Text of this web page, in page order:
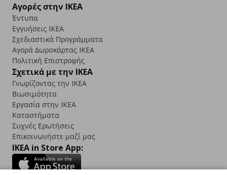
Αγορές στην IKEA
Έντυπα
Εγγυήσεις IKEA
Σχεδιαστικά Προγράμματα
Αγορά Δωρoκάρτας IKEA
Πολιτική Επιστροφής
Σχετικά με την IKEA
Γνωρίζοντας την IKEA
Βιωσιμότητα
Εργασία στην IKEA
Καταστήματα
Συχνές Ερωτήσεις
Επικοινωνήστε μαζί μας
IKEA in Store App: